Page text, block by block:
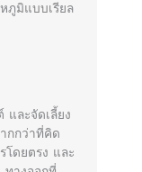
ภูมิแบบเรียล
และจัดเลี้ยง
กกว่าที่คิด
โดยตรง และ